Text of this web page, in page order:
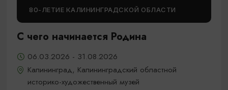
80-ЛЕТИЕ КАЛИНИНГРАДСКОЙ ОБЛАСТИ
С чего начинается Родина
06.03.2026 - 31.08.2026
Калининград, Калининградский областной
историко-художественный музей